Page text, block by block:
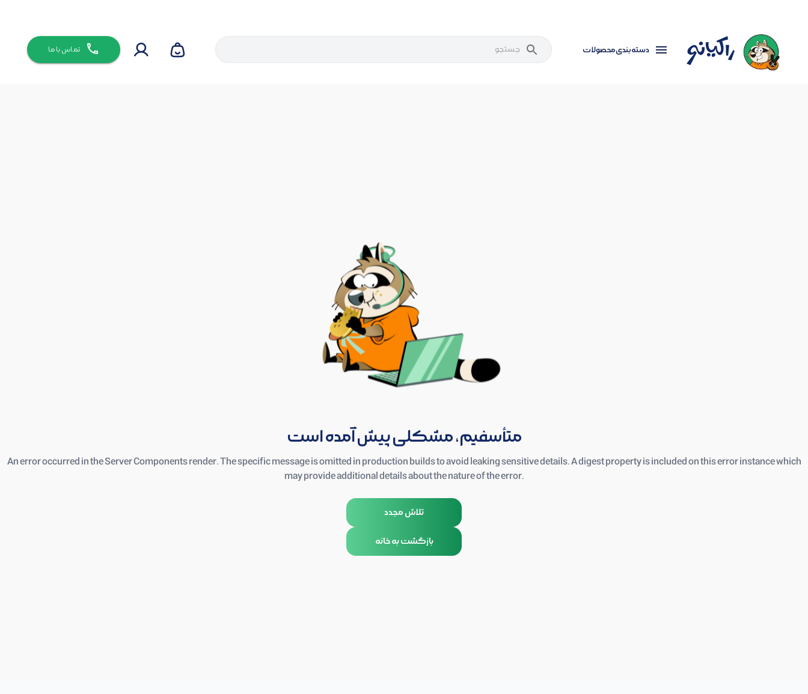
تماس با ما دسته بندی محصولات
متأسفیم، مشکلی پیش آمده است
An error occurred in the Server Components render. The specific message is omitted in production builds to avoid leaking sensitive details. A digest property is included on this error instance which
may provide additional details about the nature of the error.
تلاش مجدد
بازگشت به خانه